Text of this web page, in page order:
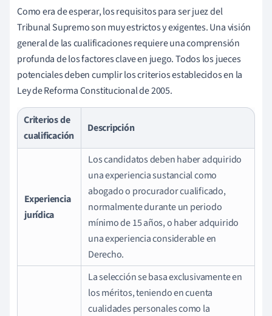
Como era de esperar, los requisitos para ser juez del
Tribunal Supremo son muy estrictos y exigentes. Una visión
general de las cualificaciones requiere una comprensión
profunda de los factores clave en juego. Todos los jueces
potenciales deben cumplir los criterios establecidos en la
Ley de Reforma Constitucional de 2005.
Criterios de
cualificación
Descripción
Experiencia
jurídica
Los candidatos deben haber adquirido
una experiencia sustancial como
abogado o procurador cualificado,
normalmente durante un periodo
mínimo de 15 años, o haber adquirido
una experiencia considerable en
Derecho.
La selección se basa exclusivamente en
los méritos, teniendo en cuenta
cualidades personales como la